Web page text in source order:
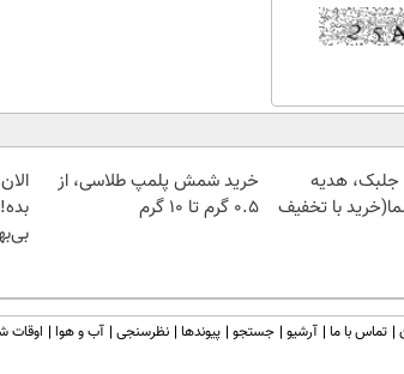
جلبک، هدیه
با تخفیف
خرید شمش پلمپ طلاسی، از
۰.۵ گرم تا ۱۰ گرم
تماس با ما آرشیو جستجو پیوندها نظرسنجی آب و هوا اوقات